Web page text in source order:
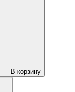
В корзину